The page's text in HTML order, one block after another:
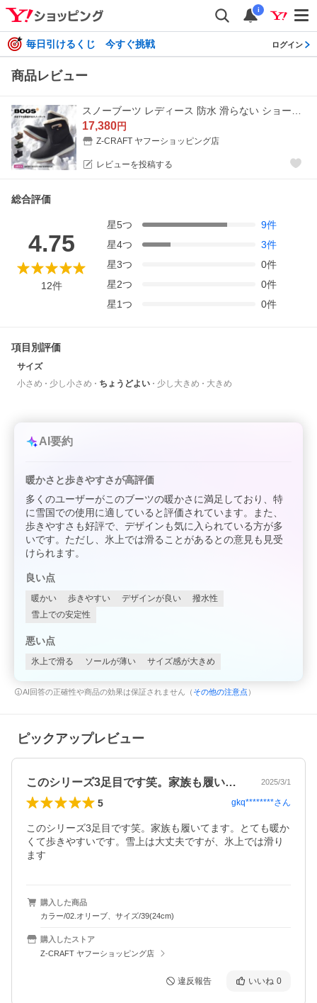
i
毎日引けるくじ 今すぐ挑戦 ログイン
商品レビュー
17,380円
Z-CRAFT ヤフーショッピング店
レビューを投稿する
総合評価
4.75
12件
星5つ 9件
星4つ 3件
星3つ 0件
星2つ 0件
星1つ 0件
項目別評価
サイズ
小さめ
少し小さめ ちょうどよい 少し大きめ 大きめ
AI要約
暖かさと歩きやすさが高評価
多くのユーザーがこのブーツの暖かさに満足しており、特
に雪国での使用に適していると評価されています。また、
歩きやすさも好評で、デザインも気に入られている方が多
いです。ただし、氷上では滑ることがあるとの意見も見受
けられます。
良い点
暖かい 歩きやすい デザインが良い
撥水性
雪上での安定性
悪い点
氷上で滑る ソールが薄い サイズ感が大きめ
AI回答の正確性や商品の効果は保証されません（ その他の注意点 ）
ピックアップレビュー
このシリーズ3足目です笑。家族も履いて… 2025/3/1
5 gkq********さん
このシリーズ3足目です笑。家族も履いてます。とても暖か
くて歩きやすいです。雪上は大丈夫ですが、氷上では滑り
ます
購入した商品
カラー/02.オリーブ、サイズ/39(24cm)
購入したストア
Z-CRAFT ヤフーショッピング店
違反報告 いいね 0